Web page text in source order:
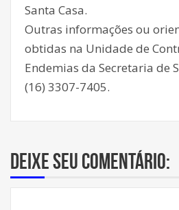
Santa Casa.
Outras informações ou
obtidas na Unidade de
Endemias da Secretaria de
(16) 3307-7405.
Deixe seu comentário: